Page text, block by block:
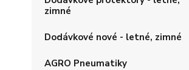
zimné
Dodávkové nové - letné, zimné
AGRO Pneumatiky